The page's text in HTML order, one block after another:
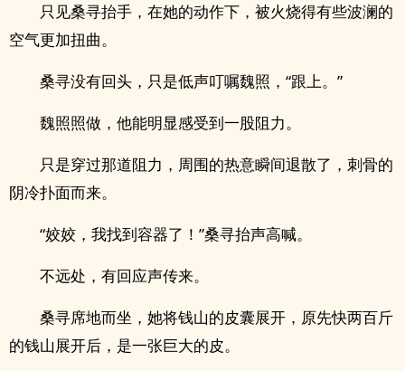
只见桑寻抬手，在她的动作下，被火烧得有些波澜的
空气更加扭曲。
桑寻没有回头，只是低声叮嘱魏照，“跟上。”
魏照照做，他能明显感受到一股阻力。
只是穿过那道阻力，周围的热意瞬间退散了，刺骨的
阴冷扑面而来。
“姣姣，我找到容器了！”桑寻抬声高喊。
不远处，有回应声传来。
桑寻席地而坐，她将钱山的皮囊展开，原先快两百斤
的钱山展开后，是一张巨大的皮。